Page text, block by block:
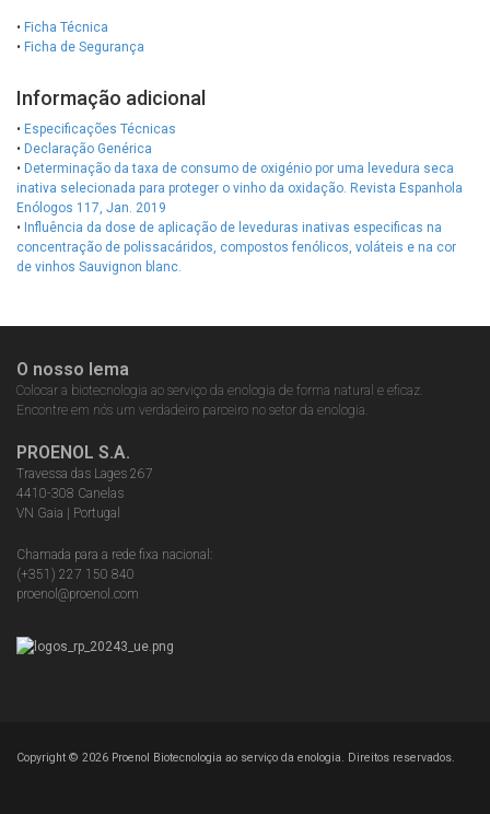
• Ficha Técnica
• Ficha de Segurança
Informação adicional
• Especificações Técnicas
• Declaração Genérica
• Determinação da taxa de consumo de oxigénio por uma levedura seca
inativa selecionada para proteger o vinho da oxidação. Revista Espanhola
Enólogos 117, Jan. 2019
• Influência da dose de aplicação de leveduras inativas especificas na
concentração de polissacáridos, compostos fenólicos, voláteis e na cor
de vinhos Sauvignon blanc.
O nosso lema
Colocar a biotecnologia ao serviço da enologia de forma natural e eficaz.
Encontre em nós um verdadeiro parceiro no setor da enologia.
PROENOL S.A.
Travessa das Lages 267
4410-308 Canelas
VN Gaia | Portugal
Chamada para a rede fixa nacional:
(+351) 227 150 840
proenol@proenol.com
Copyright © 2026 Proenol Biotecnologia ao serviço da enologia. Direitos reservados.